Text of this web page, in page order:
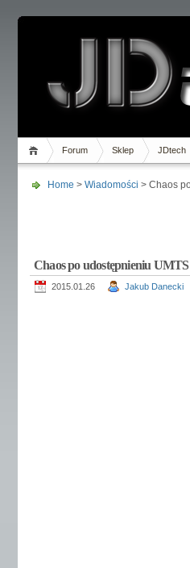
Forum Sklep JDtech
Home > Wiadomości > Chaos
Chaos po udostępnieniu
2015.01.26 Jakub Danecki